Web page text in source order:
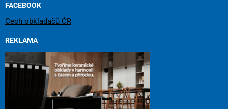
FACEBOOK
Cech obkladačů ČR
REKLAMA